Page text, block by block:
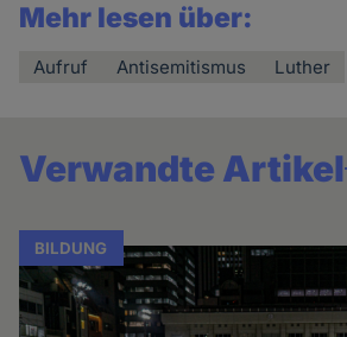
Mehr lesen über:
Aufruf Antisemitismus Luther
Verwandte Artikel
BILDUNG